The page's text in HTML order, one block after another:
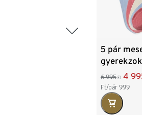
5 pár
6 995 Ft 4
Ft/pár 999